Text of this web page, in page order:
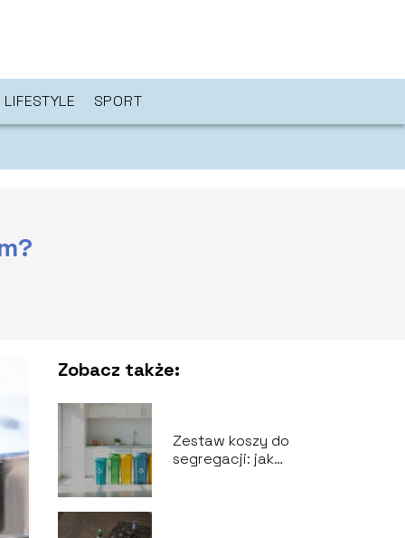
LIFESTYLE SPORT
Zobacz także:
Zestaw koszy do
segregacji: jak